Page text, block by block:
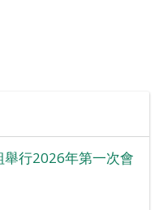
行2026年第一次會